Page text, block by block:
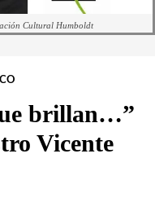
Cultural Humboldt
brillan…”
Vicente